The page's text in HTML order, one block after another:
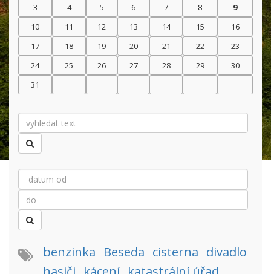
3
4 5 6 7 8
9
10
11 12 13 14 15
16
17
18 19 20 21 22
23
24
25 26 27 28 29
30
31
benzinka Beseda cisterna divadlo